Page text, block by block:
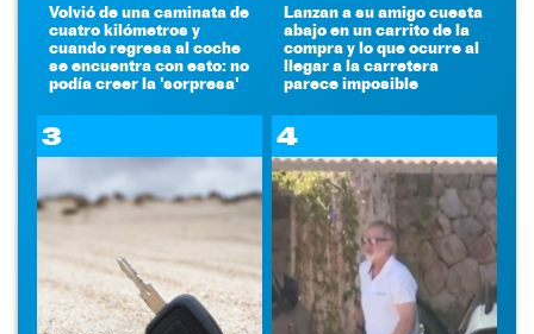
Volvió de una caminata de
cuatro kilómetros y
cuando regresa al coche
se encuentra con esto: no
podía creer la 'sorpresa'
Lanzan a su amigo cuesta
abajo en un carrito de la
compra y lo que ocurre al
llegar a la carretera
parece imposible
3 4